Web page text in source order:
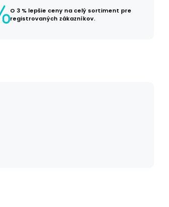
O 3 % lepšie ceny na celý sortiment pre
registrovaných zákazníkov.